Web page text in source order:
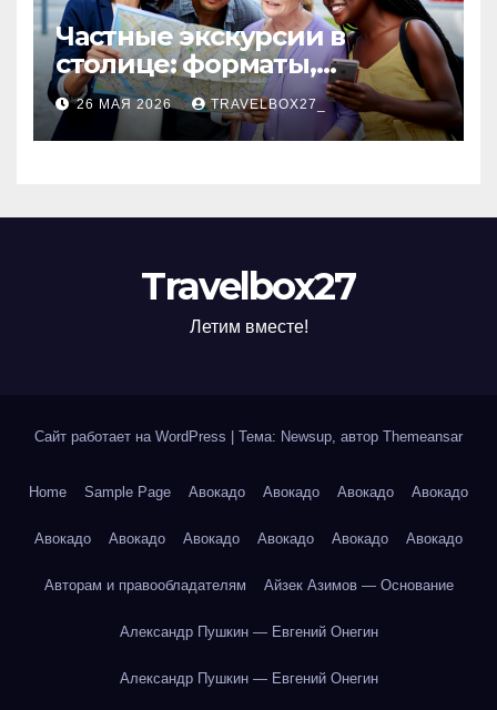
Частные экскурсии в
столице: форматы,
маршруты и особенности
организации
26 МАЯ 2026 TRAVELBOX27_
Travelbox27
Летим вместе!
Сайт работает на WordPress Тема: Newsup, автор Themeansar
Home Sample Page Авокадо Авокадо Авокадо Авокадо
Авокадо Авокадо Авокадо Авокадо Авокадо Авокадо
Авторам и правообладателям Айзек Азимов — Основание
Александр Пушкин — Евгений Онегин
Александр Пушкин — Евгений Онегин